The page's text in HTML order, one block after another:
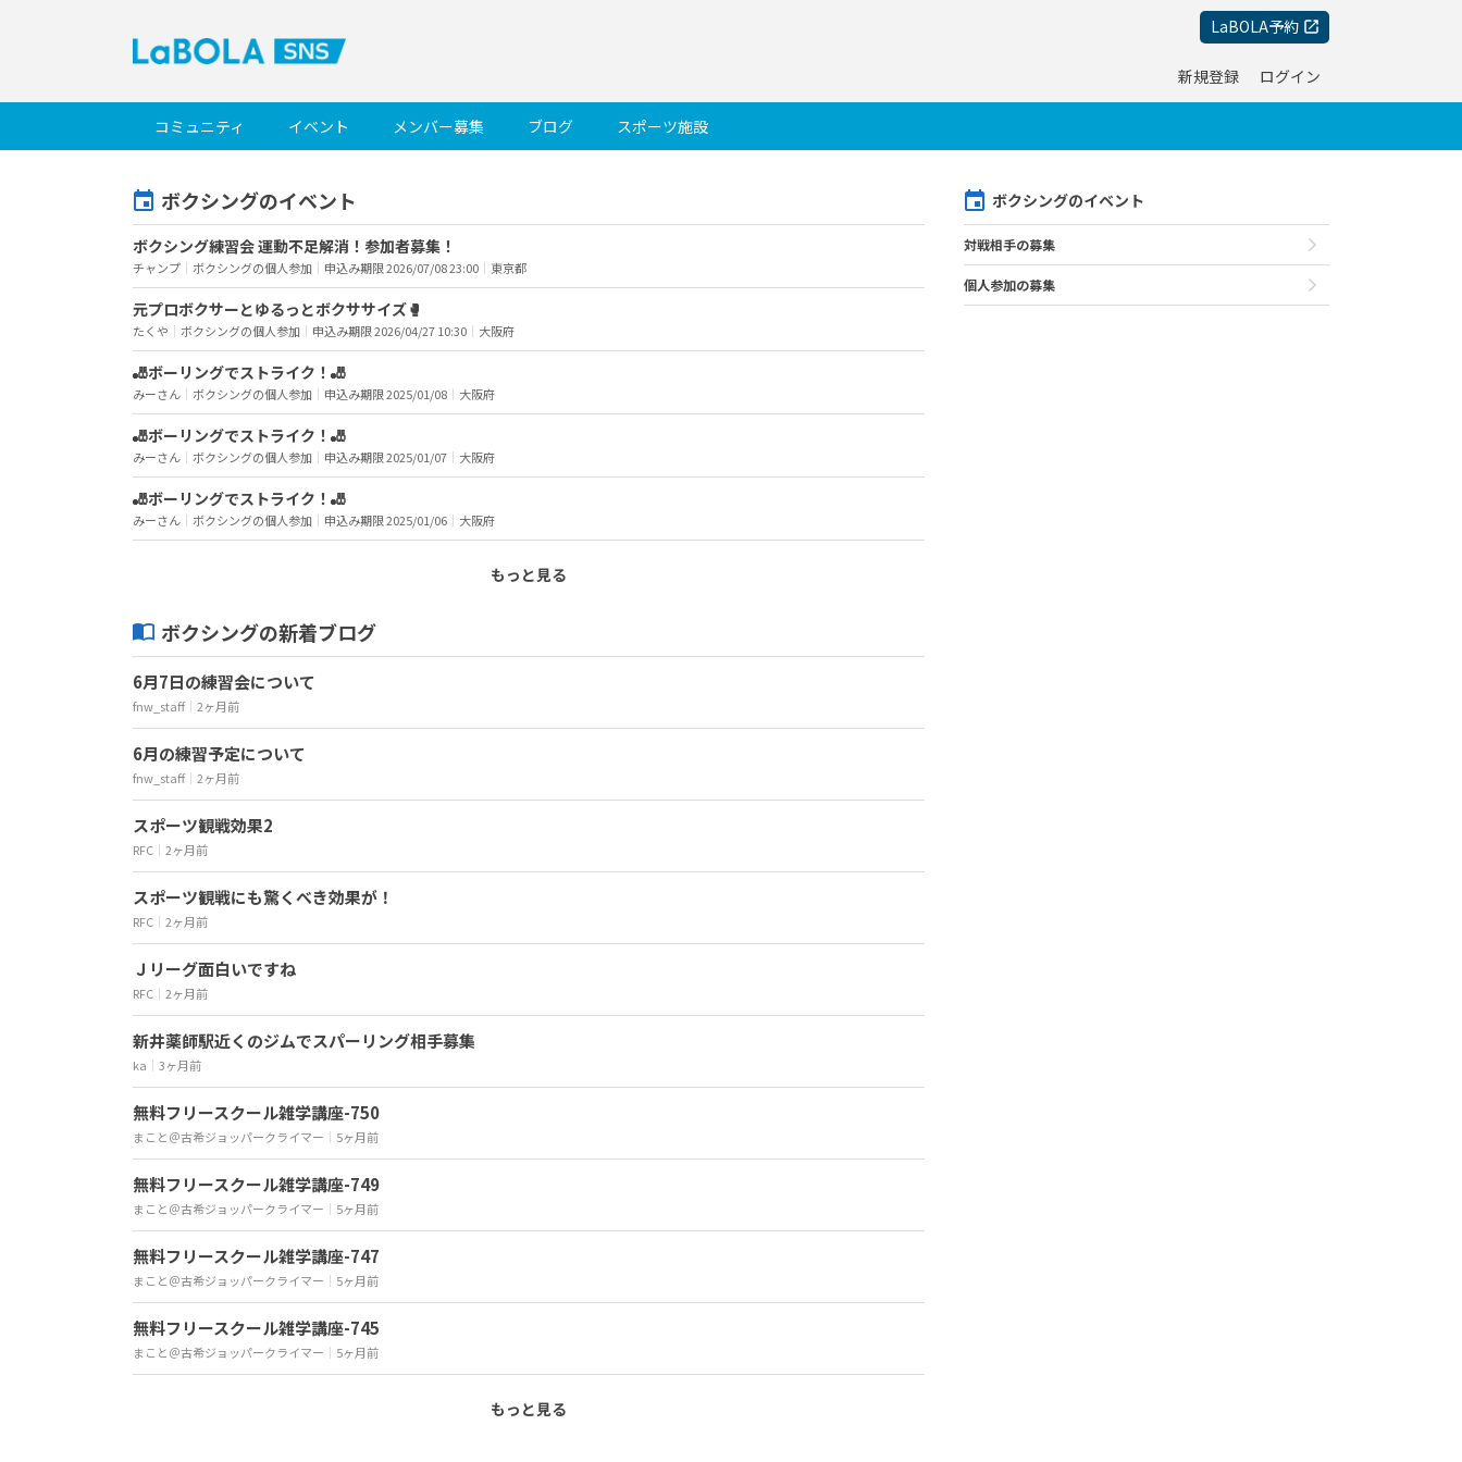
LaBOLA予約
新規登録 ログイン
コミュニティ イベント メンバー募集 ブログ スポーツ施設
ボクシングのイベント
ボクシング練習会 運動不足解消！参加者募集！
チャンプ ｜ ボクシングの個人参加 ｜ 申込み期限 2026/07/08 23:00 ｜ 東京都
元プロボクサーとゆるっとボクササイズ🥊
たくや ｜ ボクシングの個人参加 ｜ 申込み期限 2026/04/27 10:30 ｜ 大阪府
🎳ボーリングでストライク！🎳
みーさん ｜ ボクシングの個人参加 ｜ 申込み期限 2025/01/08 ｜ 大阪府
🎳ボーリングでストライク！🎳
みーさん ｜ ボクシングの個人参加 ｜ 申込み期限 2025/01/07 ｜ 大阪府
🎳ボーリングでストライク！🎳
みーさん ｜ ボクシングの個人参加 ｜ 申込み期限 2025/01/06 ｜ 大阪府
もっと見る
ボクシングの新着ブログ
6月7日の練習会について
fnw_staff｜ 2ヶ月前
6月の練習予定について
fnw_staff｜ 2ヶ月前
スポーツ観戦効果2
RFC ｜ 2ヶ月前
スポーツ観戦にも驚くべき効果が！
RFC ｜ 2ヶ月前
Ｊリーグ面白いですね
RFC ｜ 2ヶ月前
新井薬師駅近くのジムでスパーリング相手募集
ka ｜ 3ヶ月前
無料フリースクール雑学講座-750
まこと＠古希ジョッパークライマー ｜ 5ヶ月前
無料フリースクール雑学講座-749
まこと＠古希ジョッパークライマー ｜ 5ヶ月前
無料フリースクール雑学講座-747
まこと＠古希ジョッパークライマー ｜ 5ヶ月前
無料フリースクール雑学講座-745
まこと＠古希ジョッパークライマー ｜ 5ヶ月前
もっと見る
ボクシングのイベント
対戦相手の募集
個人参加の募集